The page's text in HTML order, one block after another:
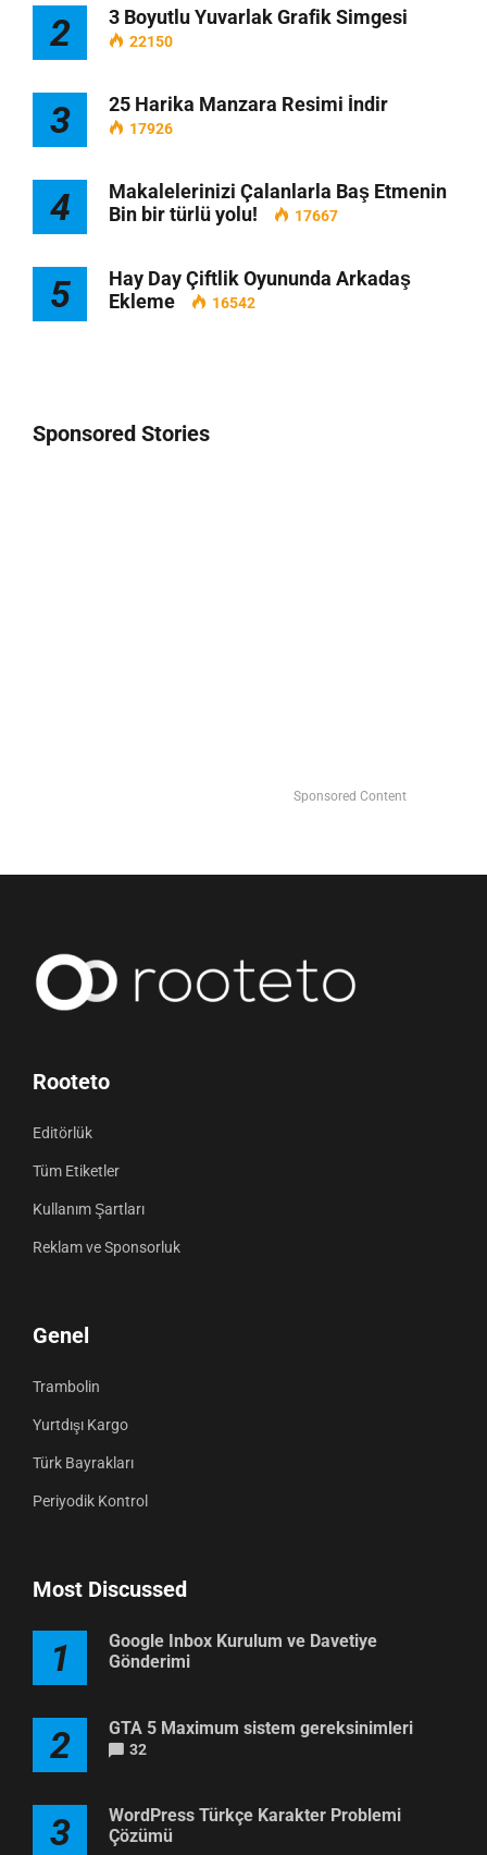
2 3 Boyutlu Yuvarlak Grafik Simgesi
22150
3 25 Harika Manzara Resimi İndir
17926
4
Makalelerinizi Çalanlarla Baş Etmenin
Bin bir türlü yolu!
17667
5
Hay Day Çiftlik Oyununda Arkadaş
Ekleme
16542
Sponsored Stories
Sponsored Content
Rooteto
Editörlük
Tüm Etiketler
Kullanım Şartları
Reklam ve Sponsorluk
Genel
Trambolin
Yurtdışı Kargo
Türk Bayrakları
Periyodik Kontrol
Most Discussed
1
Google Inbox Kurulum ve Davetiye
Gönderimi
2 GTA 5 Maximum sistem gereksinimleri
32
3
WordPress Türkçe Karakter Problemi
Çözümü